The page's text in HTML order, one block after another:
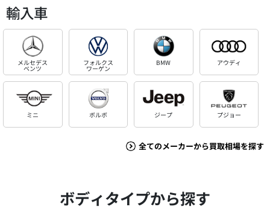
輸入車
メルセデス
ベンツ
フォルクス
ワーゲン
BMW アウディ
ミニ ボルボ ジープ プジョー
全てのメーカーから買取相場を探す
ボディタイプから探す